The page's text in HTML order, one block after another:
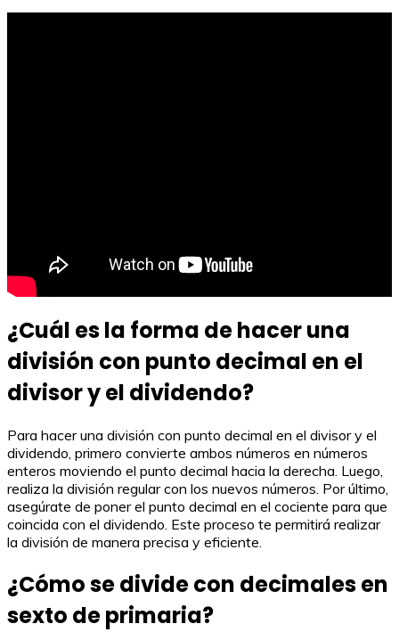
¿Cuál es la forma de hacer una
división con punto decimal en el
divisor y el dividendo?
Para hacer una división con punto decimal en el divisor y el
dividendo, primero convierte ambos números en números
enteros moviendo el punto decimal hacia la derecha. Luego,
realiza la división regular con los nuevos números. Por último,
asegúrate de poner el punto decimal en el cociente para que
coincida con el dividendo. Este proceso te permitirá realizar
la división de manera precisa y eficiente.
¿Cómo se divide con decimales en
sexto de primaria?